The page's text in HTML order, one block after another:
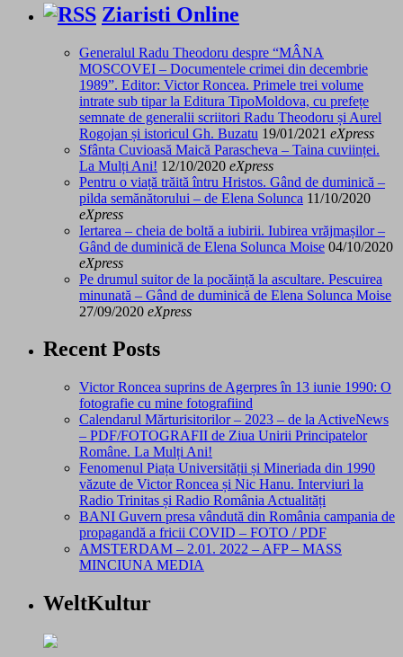
Ziaristi Online
Generalul Radu Theodoru despre “MÂNA
MOSCOVEI – Documentele crimei din decembrie
1989”. Editor: Victor Roncea. Primele trei volume
intrate sub tipar la Editura TipoMoldova, cu prefețe
semnate de generalii scriitori Radu Theodoru și Aurel
Rogojan și istoricul Gh. Buzatu 19/01/2021 eXpress
Sfânta Cuvioasă Maică Parascheva – Taina cuviinței.
La Mulți Ani! 12/10/2020 eXpress
Pentru o viață trăită întru Hristos. Gând de duminică –
pilda semănătorului – de Elena Solunca 11/10/2020
eXpress
Iertarea – cheia de boltă a iubirii. Iubirea vrăjmașilor –
Gând de duminică de Elena Solunca Moise 04/10/2020
eXpress
Pe drumul suitor de la pocăință la ascultare. Pescuirea
minunată – Gând de duminică de Elena Solunca Moise
27/09/2020 eXpress
Recent Posts
Victor Roncea suprins de Agerpres în 13 iunie 1990: O
fotografie cu mine fotografiind
Calendarul Mărturisitorilor – 2023 – de la ActiveNews
– PDF/FOTOGRAFII de Ziua Unirii Principatelor
Române. La Mulți Ani!
Fenomenul Piața Universității și Mineriada din 1990
văzute de Victor Roncea și Nic Hanu. Interviuri la
Radio Trinitas și Radio România Actualități
BANI Guvern presa vândută din România campania de
propagandă a fricii COVID – FOTO / PDF
AMSTERDAM – 2.01. 2022 – AFP – MASS
MINCIUNA MEDIA
WeltKultur